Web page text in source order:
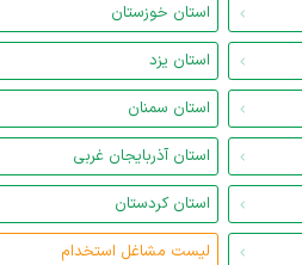
استان خوزستان
استان یزد
استان سمنان
استان آذربایجان غربی
استان کردستان
لیست مشاغل استخدام